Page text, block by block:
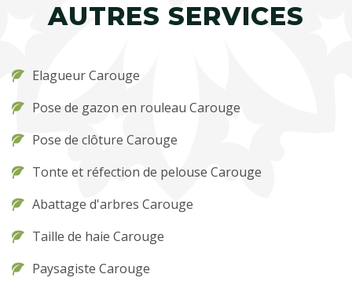
AUTRES SERVICES
Elagueur Carouge
Pose de gazon en rouleau Carouge
Pose de clôture Carouge
Tonte et réfection de pelouse Carouge
Abattage d'arbres Carouge
Taille de haie Carouge
Paysagiste Carouge